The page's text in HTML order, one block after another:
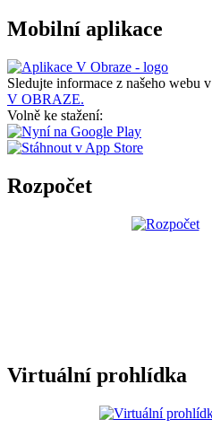
Mobilní aplikace
Sledujte informace z našeho webu v
V OBRAZE.
Volně ke stažení:
Rozpočet
Virtuální prohlídka